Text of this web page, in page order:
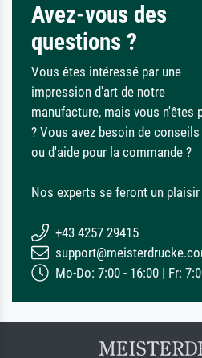
Avez-vous des
questions ?
Vous êtes intéressé par une
impression d'art de notre
manufacture, mais vous n'êtes
? Vous avez besoin de
ou d'aide pour la commande ?
Nos experts se feront un plaisir
+43 4257 29415
Mo-Do: 7:00 - 16:00 | Fr: